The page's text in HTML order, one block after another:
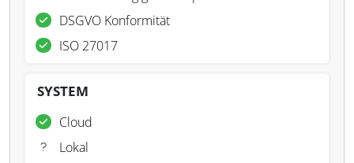
DSGVO Konformität
ISO 27017
SYSTEM
Cloud
Lokal